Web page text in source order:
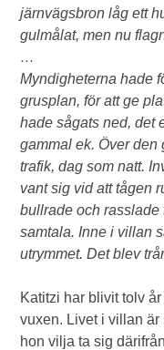
järnvägsbron låg ett
gulmålat, men nu
…
Myndigheterna hade
grusplan, för att ge
hade sågats ned, det
gammal ek. Över
trafik, dag som natt.
vant sig vid att tågen
bullrade och rasslade
samtala. Inne i villan
utrymmet. Det blev
Katitzi har blivit tolv
vuxen. Livet i villan
hon vilja ta sig